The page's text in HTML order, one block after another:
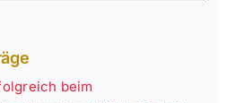
beim